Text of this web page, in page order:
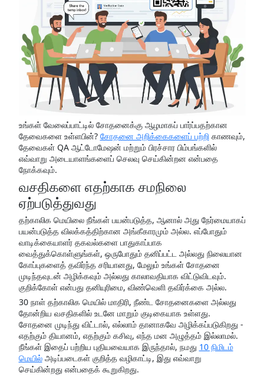
உங்கள் வேலைப்பாட்டில் சோதனைக்கு ஆழமாகப் பார்ப்பதற்கான
தேவைகளை உள்ளபின்? சோதனை அறிக்கைகளைப் பற்றிகாணவும்,
தேவைகள் QA ஆட்டோமேஷன் மற்றும் பிரச்சார பிம்பங்களில்
எவ்வாறு அடையாளங்களைப் செலவு செய்கின்றன என்பதை
நோக்கவும்.
வசதிகளை எதற்காக சமநிலை
ஏற்படுத்துவது
தற்காலிக மெயிலை நீங்கள் பயன்படுத்த, ஆனால் அது நேர்மையாகப்
பயன்படுத்த விலக்கத்திற்கான அங்கீகாரமும் அல்ல. எப்போதும்
வாடிக்கையாளர் தகவல்களை பாதுகாப்பாக
வைத்துக்கொள்ளுங்கள், ஒருபோதும் தனிப்பட்ட அல்லது நிலையான
கோப்புகளைத் தவிர்ந்த சரியானது, மேலும் உங்கள் சோதனை
முடிந்தவுடன் அழிக்கவும் அல்லது காலாவதியாக விட்டுவிடவும்.
குறிக்கோள் என்பது தனியுரிமை, விண்வெளி தவிர்க்கை அல்ல.
30 நாள் தற்காலிக மெயில் மாதிரி, நீண்ட சோதனைகளை அல்லது
தோன்றிய வசதிகளில் உடனே மாறும் குடிகையாக உள்ளது.
சோதனை முடிந்து விட்டால், எல்லாம் தானாகவே அழிக்கப்படுகிறது -
எதற்கும் தியானம், எதற்கும் கசிவு, எந்த மன அழுத்தம் இல்லாமல்.
நீங்கள் இதைப் பற்றிய புதியவையாக இருந்தால், நமது 10 நிமிடம்
மெயில்அடிப்படைகள் குறித்த வழிகாட்டி, இது எவ்வாறு
செய்கின்றது என்பதைக் கூறுகிறது.